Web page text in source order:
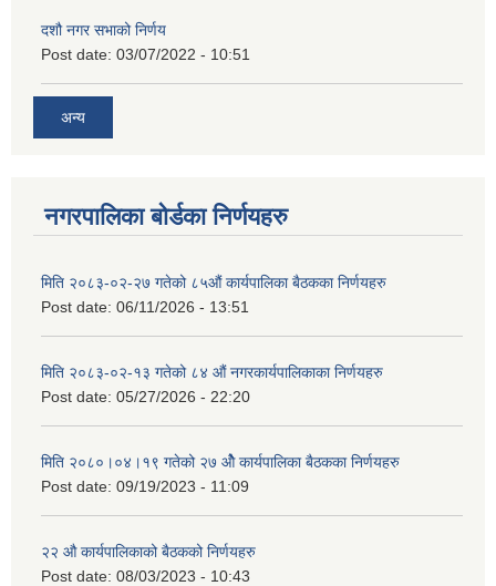
दशौ नगर सभाको निर्णय
Post date: 03/07/2022 - 10:51
अन्य
नगरपालिका बोर्डका निर्णयहरु
मिति २०८३-०२-२७ गतेको ८५औं कार्यपालिका बैठकका निर्णयहरु
Post date: 06/11/2026 - 13:51
मिति २०८३-०२-१३ गतेको ८४ औं नगरकार्यपालिकाका निर्णयहरु
Post date: 05/27/2026 - 22:20
मिति २०८०।०४।१९ गतेको २७ ‌‍‌ओेै कार्यपालिका बैठकका निर्णयहरु
Post date: 09/19/2023 - 11:09
२‍२ औ कार्यपालिकाको बैठकको निर्णयहरु
Post date: 08/03/2023 - 10:43